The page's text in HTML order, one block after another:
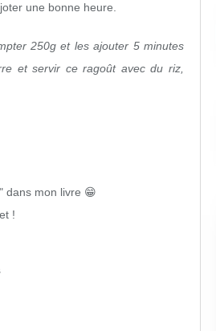
une bonne heure.
250g et les ajouter 5 minutes
et servir ce ragoût avec du riz,
dans mon livre 😁
!